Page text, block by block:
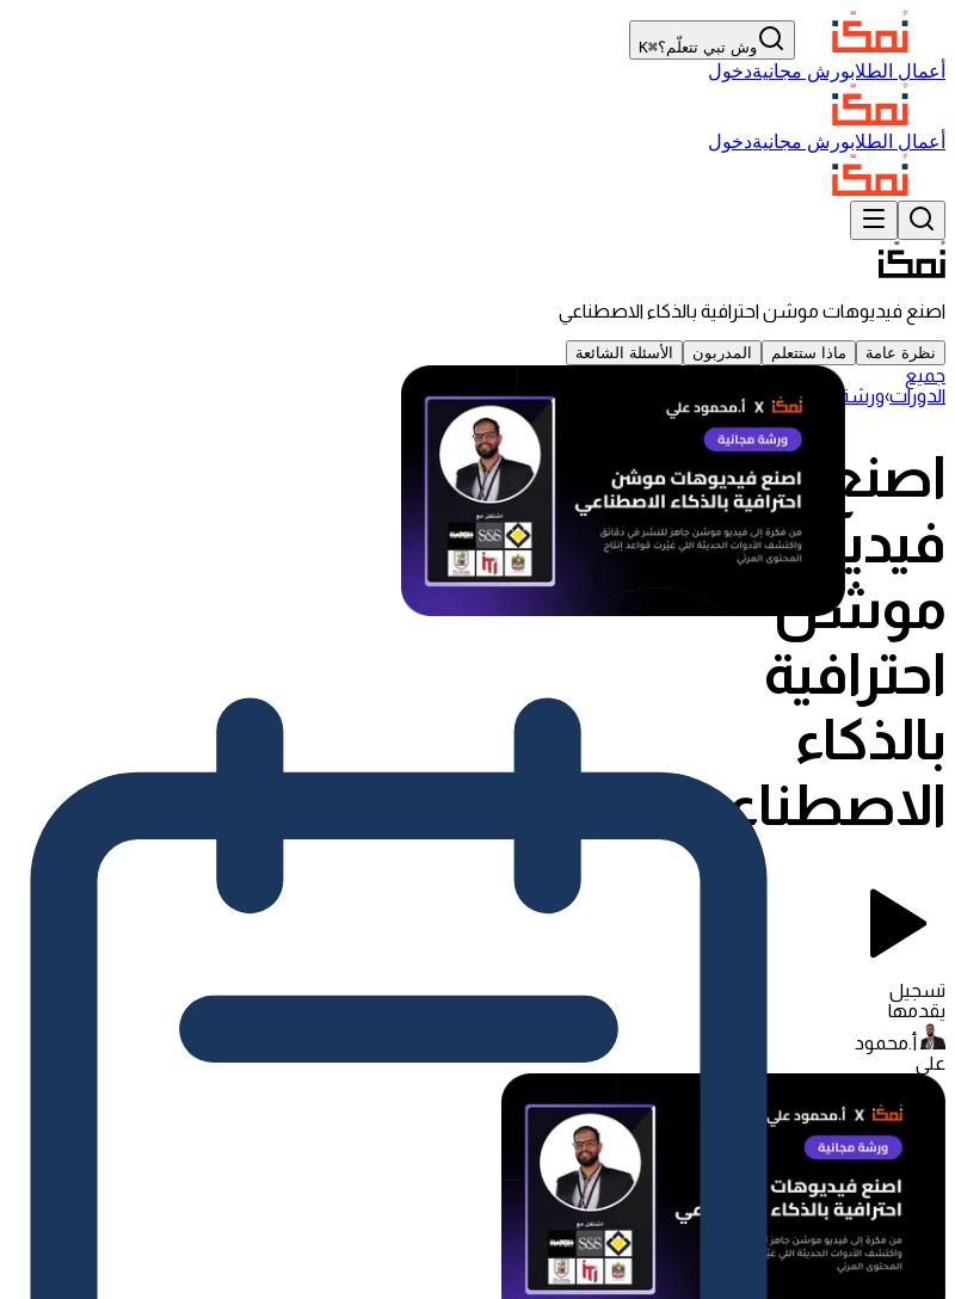
وش تبي تتعلّم؟⌘K
أعمال الطلابورش مجانيةدخول
أعمال الطلابورش مجانيةدخول
اصنع فيديوهات موشن احترافية بالذكاء الاصطناعي
نظرة عامة ماذا ستتعلم المدربون الأسئلة الشائعة
جميع
الدورات›ورشة
اصنع
فيديوهات
موشن
احترافية
بالذكاء
الاصطناعي
تسجيل
يقدمها
أ.محمود
علي